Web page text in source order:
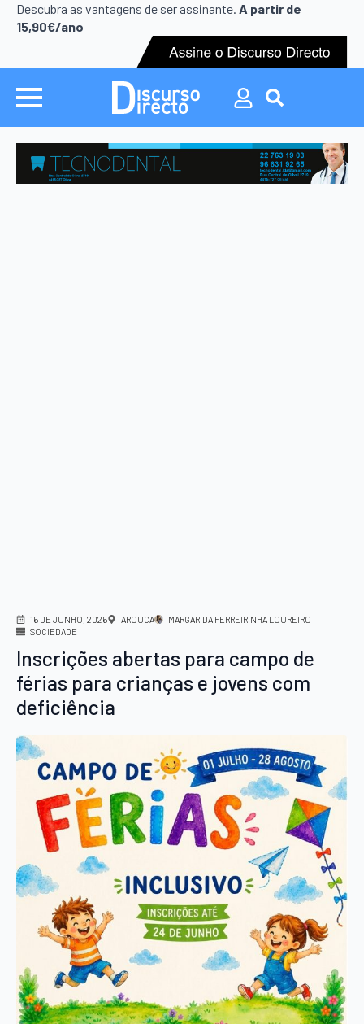
Descubra as vantagens de ser assinante. A partir de
15,90€/ano
Search
for:
Search
16 DE JUNHO, 2026 AROUCA
MARGARIDA FERREIRINHA LOUREIRO
SOCIEDADE
Inscrições abertas para campo de
férias para crianças e jovens com
deficiência